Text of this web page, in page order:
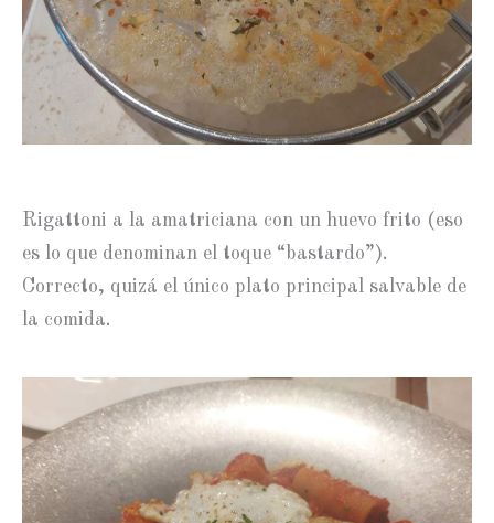
Rigattoni a la amatriciana con un huevo frito (eso
es lo que denominan el toque “bastardo”).
Correcto, quizá el único plato principal salvable de
la comida.